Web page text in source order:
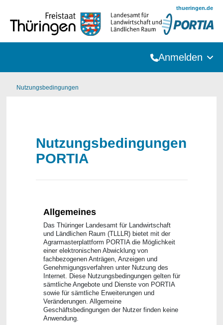
thueringen.de
Anmelden
Nutzungsbedingungen
Nutzungsbedingungen
PORTIA
Allgemeines
Das Thüringer Landesamt für Landwirtschaft
und Ländlichen Raum (TLLLR) bietet mit der
Agrarmasterplattform PORTIA die Möglichkeit
einer elektronischen Abwicklung von
fachbezogenen Anträgen, Anzeigen und
Genehmigungsverfahren unter Nutzung des
Internet. Diese Nutzungsbedingungen gelten für
sämtliche Angebote und Dienste von PORTIA
sowie für sämtliche Erweiterungen und
Veränderungen. Allgemeine
Geschäftsbedingungen der Nutzer finden keine
Anwendung.